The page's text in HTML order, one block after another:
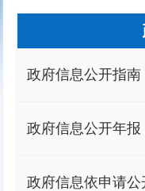
政府信息公开指南
政府信息公开年报
政府信息依申请公